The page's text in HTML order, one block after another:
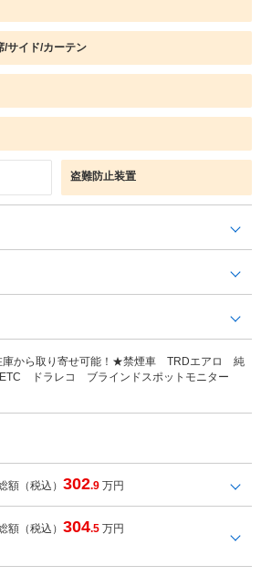
/サイド/カーテン
盗難防止装置
庫から取り寄せ可能！★禁煙車 TRDエアロ 純
ドラレコ ブラインドスポットモニター
額（税込）302.9 万円
額（税込）304.5 万円